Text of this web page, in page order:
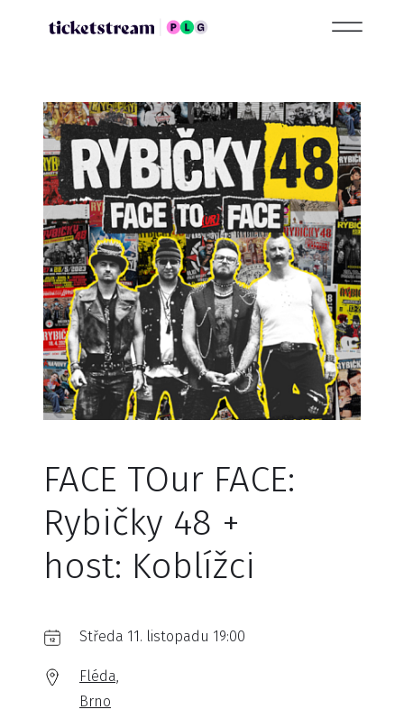
FACE TOur FACE:
Rybičky 48 +
host: Koblížci
Středa 11. listopadu 19:00
Fléda,
Brno